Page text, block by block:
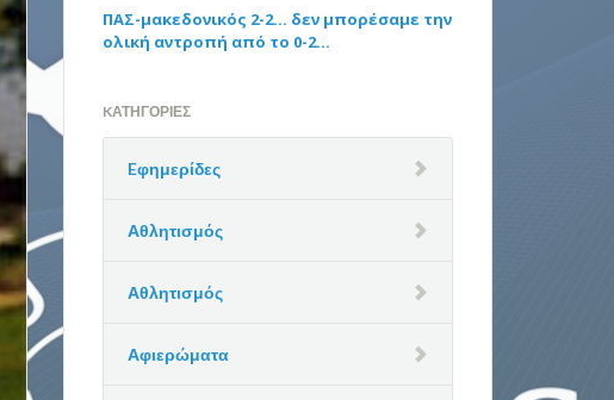
ΠΑΣ-μακεδονικός 2-2… δεν μπορέσαμε την
ολική αντροπή από το 0-2…
KΑΤΗΓΟΡΊΕΣ
Eφημερίδες
Αθλητισμός
Αθλητισμός
Αφιερώματα